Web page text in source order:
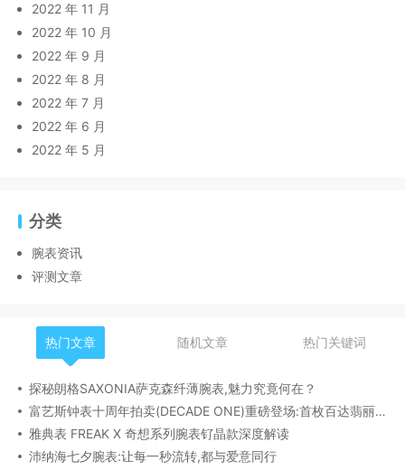
2022 年 11 月
2022 年 10 月
2022 年 9 月
2022 年 8 月
2022 年 7 月
2022 年 6 月
2022 年 5 月
分类
腕表资讯
评测文章
热门文章 随机文章 热门关键词
探秘朗格SAXONIA萨克森纤薄腕表,魅力究竟何在？
富艺斯钟表十周年拍卖(DECADE ONE)重磅登场:首枚百达翡丽1518精钢腕表领衔呈献
雅典表 FREAK X 奇想系列腕表钌晶款深度解读​
沛纳海七夕腕表:让每一秒流转,都与爱意同行